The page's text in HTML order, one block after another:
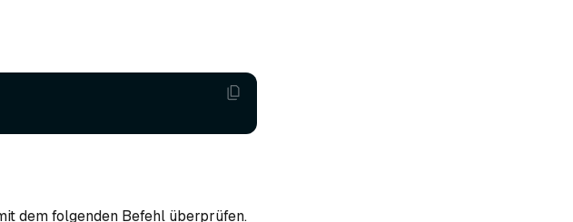
dem folgenden Befehl überprüfen.